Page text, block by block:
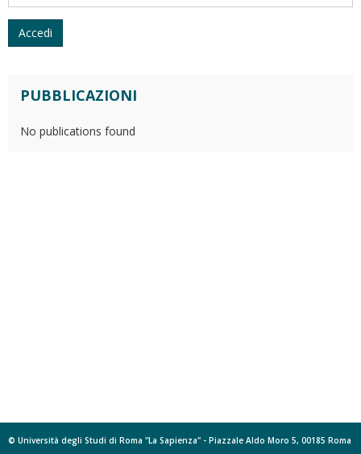
Accedi
PUBBLICAZIONI
No publications found
© Università degli Studi di Roma "La Sapienza" - Piazzale Aldo Moro 5, 00185 Roma